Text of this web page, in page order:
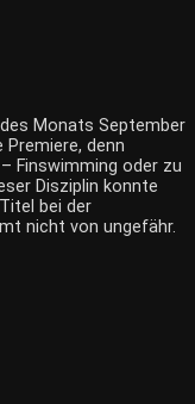
Monats September
Premiere, denn
Finswimming oder zu
Disziplin konnte
bei der
nicht von ungefähr.